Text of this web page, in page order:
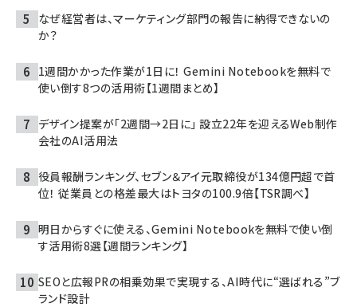
なぜ経営者は、マーケティング部門の報告に納得できないの
か？
1週間かかった作業が1日に！ Gemini Notebookを無料で
使い倒す8つの活用術【1週間まとめ】
デザイン提案が「2週間→2日に」 設立22年を迎えるWeb制作
会社のAI活用法
役員報酬ランキング、セブン＆アイ元取締役が134億円超で首
位！ 従業員との格差最大はトヨタの100.9倍【TSR調べ】
明日からすぐに使える、Gemini Notebookを無料で使い倒
す活用術8選【週間ランキング】
SEOと広報PRの相乗効果で実現する、AI時代に“選ばれる”ブ
ランド設計